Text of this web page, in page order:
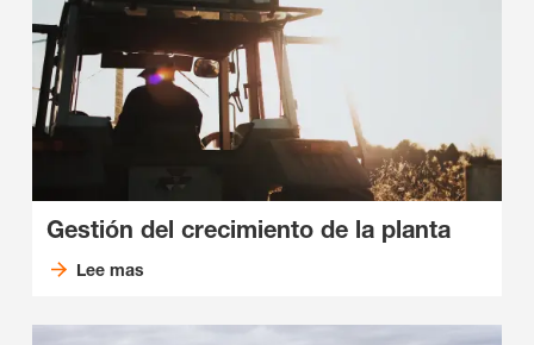
Gestión del crecimiento de la planta
Lee mas